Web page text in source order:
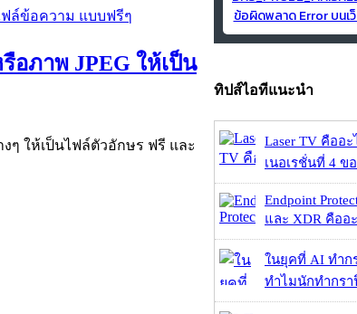
อภาพ JPEG ให้เป็น
งๆ ให้เป็นไฟล์ตัวอักษร ฟรี และ
ข้อผิดพลาด Error บนเว็
ทิปส์ไอทีแนะนำ
Laser TV คืออะ
เนอเรชั่นที่ 4 ข
Endpoint
และ XDR คืออ
ในยุคที่ AI ทำก
ทำไมนักทำกรา